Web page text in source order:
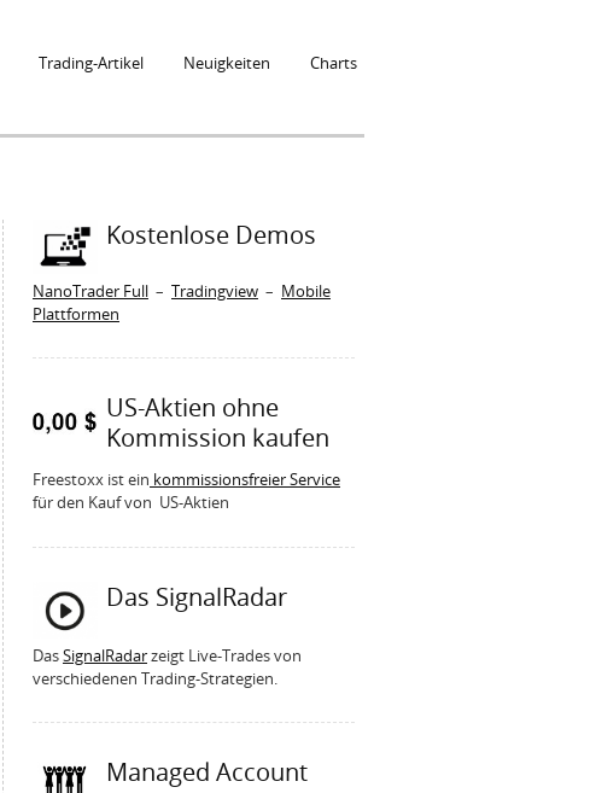
Trading-Artikel Neuigkeiten Charts
Kostenlose Demos
NanoTrader Full – Tradingview – Mobile
Plattformen
US-Aktien ohne
Kommission kaufen
Freestoxx ist ein kommissionsfreier Service
für den Kauf von US-Aktien
Das SignalRadar
DasSignalRadarzeigt Live-Trades von
verschiedenen Trading-Strategien.
Managed Account